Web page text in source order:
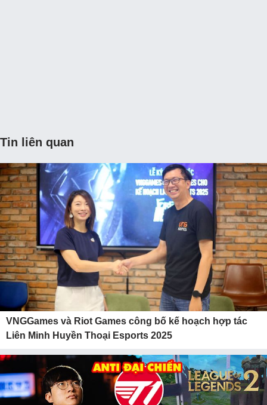
Tin liên quan
VNGGames và Riot Games công bố kế hoạch hợp tác
Liên Minh Huyền Thoại Esports 2025